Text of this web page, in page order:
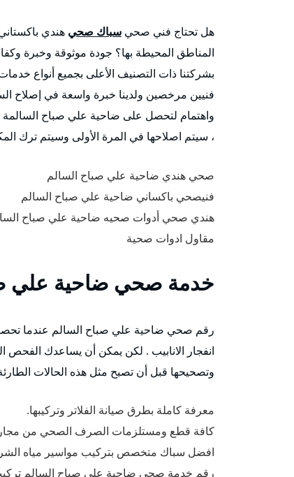
هل تحتاج فني صحي سباك صحي هندي
المناطق المحيطة بها؟ جودة موثوقة وخبرة
بشركتنا ذات التصنيف الأعلى بجميع أنواع
فنيين مرخصين ولدينا خبرة واسعة في إصلاح
واهتمام لتحصل على ضاحية علي صباح السالمة
، سيتم اصلاحها في المرة الأولى وسيتم ترك
صحي هندي ضاحية علي صباح السالم
فنيصحي باكساني ضاحية علي صباح السالم
هندي صحي أدوات صحيه ضاحية علي صباح
مقاول ادوات صحية
خدمة صحي ضاحية علي
رقم صحي ضاحية علي صباح السالم عندما تحصل
انفجار الانابيب . لكن يمكن أن يساعدك الفحص
وتصحيحها قبل أن تصبح مثل هذه الحالات
معرفة كاملة بطرق صيانة الفلاتر وتركيبها.
كافة قطع ومستلزمات الصرف الصحي من
افضل سباك متخصص بتركيب مواسير مياه
رقم خدمة صحى ضاحية علي صباح السالم